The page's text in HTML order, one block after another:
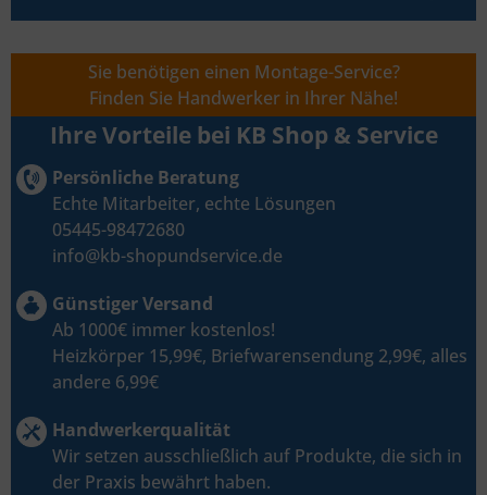
Sie benötigen einen Montage-Service?
Finden Sie Handwerker in Ihrer Nähe!
Ihre Vorteile bei KB Shop & Service
Persönliche Beratung
Echte Mitarbeiter, echte Lösungen
05445-98472680
info@kb-shopundservice.de
Günstiger Versand
Ab 1000€ immer kostenlos!
Heizkörper 15,99€, Briefwarensendung 2,99€, alles
andere 6,99€
Handwerkerqualität
Wir setzen ausschließlich auf Produkte, die sich in
der Praxis bewährt haben.